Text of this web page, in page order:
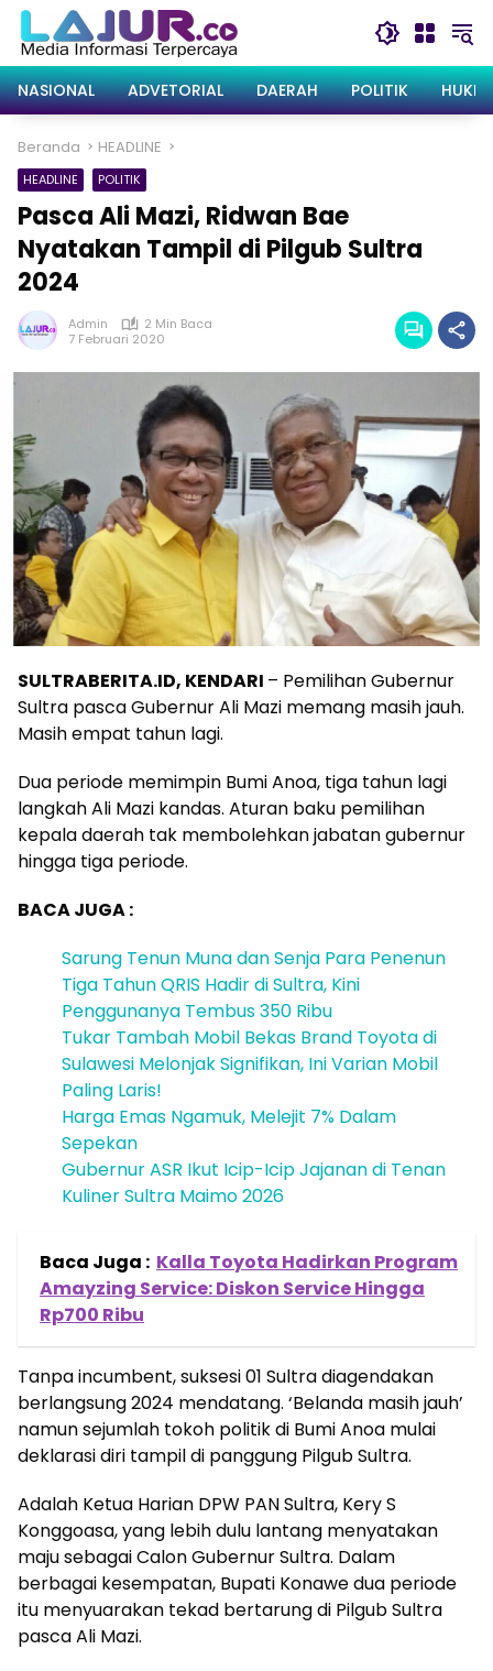
Langsung
konten
NASIONAL
ADVETORIAL DAERAH POLITIK
Beranda HEADLINE
HEADLINE POLITIK
Pasca Ali Mazi, Ridwan Bae
Nyatakan Tampil di Pilgub Sultra
2024
Admin
2 Min Baca
7 Februari 2020
SULTRABERITA.ID, KENDARI – Pemilihan Gubernur
Sultra pasca Gubernur Ali Mazi memang masih jauh.
Masih empat tahun lagi.
Dua periode memimpin Bumi Anoa, tiga tahun lagi
langkah Ali Mazi kandas. Aturan baku pemilihan
kepala daerah tak membolehkan jabatan gubernur
hingga tiga periode.
BACA JUGA :
Sarung Tenun Muna dan Senja Para Penenun
Tiga Tahun QRIS Hadir di Sultra, Kini
Penggunanya Tembus 350 Ribu
Tukar Tambah Mobil Bekas Brand Toyota di
Sulawesi Melonjak Signifikan, Ini Varian Mobil
Paling Laris!
Harga Emas Ngamuk, Melejit 7% Dalam
Sepekan
Gubernur ASR Ikut Icip-Icip Jajanan di Tenan
Kuliner Sultra Maimo 2026
Baca Juga : Kalla Toyota Hadirkan Program
Amayzing Service: Diskon Service Hingga
Rp700 Ribu
Tanpa incumbent, suksesi 01 Sultra diagendakan
berlangsung 2024 mendatang. ‘Belanda masih jauh’
namun sejumlah tokoh politik di Bumi Anoa mulai
deklarasi diri tampil di panggung Pilgub Sultra.
Adalah Ketua Harian DPW PAN Sultra, Kery S
Konggoasa, yang lebih dulu lantang menyatakan
maju sebagai Calon Gubernur Sultra. Dalam
berbagai kesempatan, Bupati Konawe dua periode
itu menyuarakan tekad bertarung di Pilgub Sultra
pasca Ali Mazi.